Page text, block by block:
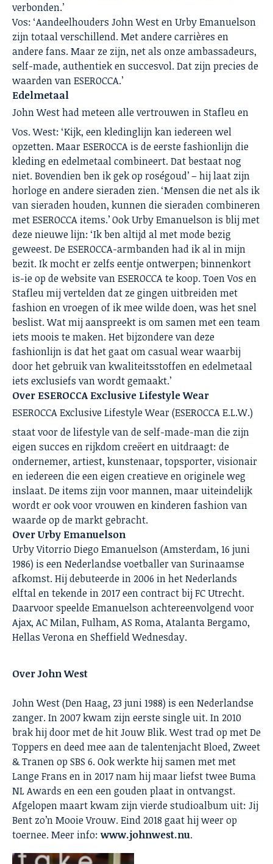
verbonden.’
Vos: ‘Aandeelhouders John West en Urby Emanuelson
zijn totaal verschillend. Met andere carrières en
andere fans. Maar ze zijn, net als onze ambassadeurs,
self-made, authentiek en succesvol. Dat zijn precies de
waarden van ESEROCCA.’
Edelmetaal
John West had meteen alle vertrouwen in Stafleu en
Vos. West: ‘Kijk, een kledinglijn kan iedereen wel
opzetten. Maar ESEROCCA is de eerste fashionlijn die
kleding en edelmetaal combineert. Dat bestaat nog
niet. Bovendien ben ik gek op roségoud’ – hij laat zijn
horloge en andere sieraden zien. ‘Mensen die net als ik
van sieraden houden, kunnen die sieraden combineren
met ESEROCCA items.’ Ook Urby Emanuelson is blij met
deze nieuwe lijn: ‘Ik ben altijd al met mode bezig
geweest. De ESEROCCA-armbanden had ik al in mijn
bezit. Ik mocht er zelfs eentje ontwerpen; binnenkort
is-ie op de website van ESEROCCA te koop. Toen Vos en
Stafleu mij vertelden dat ze gingen uitbreiden met
fashion en vroegen of ik mee wilde doen, was het snel
beslist. Wat mij aanspreekt is om samen met een team
iets moois te maken. Het bijzondere van deze
fashionlijn is dat het gaat om casual wear waarbij
door het gebruik van kwaliteitsstoffen en edelmetaal
iets exclusiefs van wordt gemaakt.’
Over ESEROCCA Exclusive Lifestyle Wear
ESEROCCA Exclusive Lifestyle Wear (ESEROCCA E.L.W.)
staat voor de lifestyle van de self-made-man die zijn
eigen succes en rijkdom creëert en uitdraagt: de
ondernemer, artiest, kunstenaar, topsporter, visionair
en iedereen die een eigen creatieve en originele weg
inslaat. De items zijn voor mannen, maar uiteindelijk
wordt er ook voor vrouwen en kinderen fashion van
waarde op de markt gebracht.
Over Urby Emanuelson
Urby Vitorrio Diego Emanuelson (Amsterdam, 16 juni
1986) is een Nederlandse voetballer van Surinaamse
afkomst. Hij debuteerde in 2006 in het Nederlands
elftal en tekende in 2017 een contract bij FC Utrecht.
Daarvoor speelde Emanuelson achtereenvolgend voor
Ajax, AC Milan, Fulham, AS Roma, Atalanta Bergamo,
Hellas Verona en Sheffield Wednesday.
Over John West
John West (Den Haag, 23 juni 1988) is een Nederlandse
zanger. In 2007 kwam zijn eerste single uit. In 2010
brak hij door met de hit Jouw Blik. West trad op met De
Toppers en deed mee aan de talentenjacht Bloed, Zweet
& Tranen op SBS 6. Ook werkte hij samen met met
Lange Frans en in 2017 nam hij maar liefst twee Buma
NL Awards en een een gouden plaat in ontvangst.
Afgelopen maart kwam zijn vierde studioalbum uit: Jij
Bent zo’n Mooie Vrouw. Eind 2018 gaat hij weer op
toernee. Meer info:www.johnwest.nu.